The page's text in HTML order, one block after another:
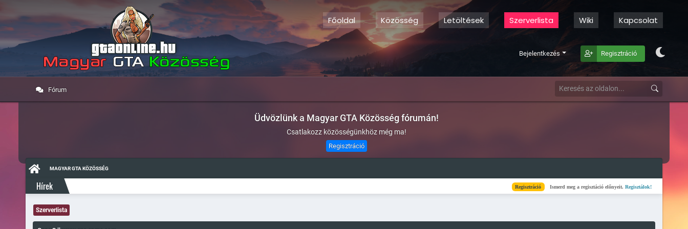
Főoldal Közösség Letöltések Szerverlista Wiki Kapcsolat
Bejelentkezés Regisztráció
Fórum
Üdvözlünk a Magyar GTA Közösség fórumán!
Csatlakozz közösségünkhöz még ma!
Regisztráció
MAGYAR GTA KÖZÖSSÉG
Hírek Regisztráció Ismerd meg a regisztáció előnyeit.Regisztálok! Kész
Szerverlista